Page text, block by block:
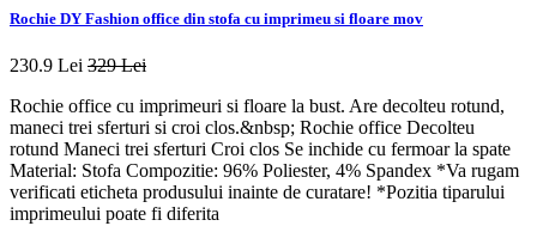
Rochie DY Fashion office din stofa cu imprimeu si floare mov
230.9 Lei 329 Lei
Rochie office cu imprimeuri si floare la bust. Are decolteu rotund,
maneci trei sferturi si croi clos.&nbsp; Rochie office Decolteu
rotund Maneci trei sferturi Croi clos Se inchide cu fermoar la spate
Material: Stofa Compozitie: 96% Poliester, 4% Spandex *Va rugam
verificati eticheta produsului inainte de curatare! *Pozitia tiparului
imprimeului poate fi diferita